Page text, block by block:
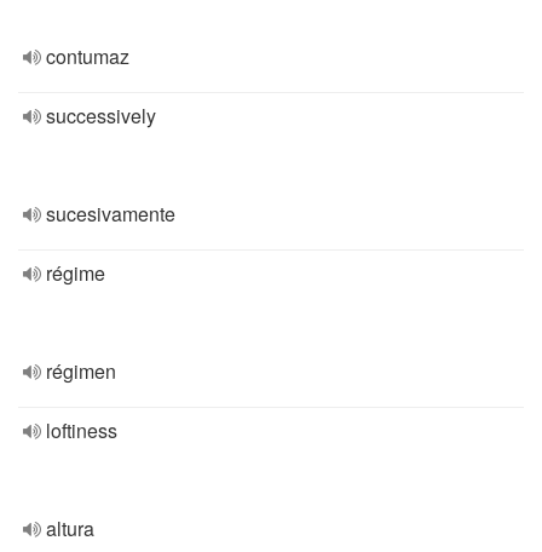
contumaz
successively
sucesivamente
régime
régimen
loftiness
altura